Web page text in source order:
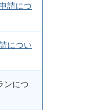
請につ
につい
ンにつ